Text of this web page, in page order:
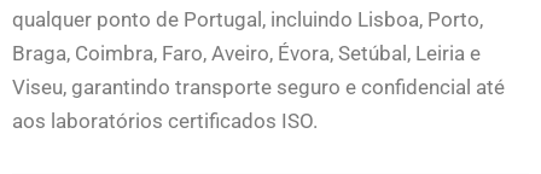
qualquer ponto de Portugal, incluindo Lisboa, Porto,
Braga, Coimbra, Faro, Aveiro, Évora, Setúbal, Leiria e
Viseu, garantindo transporte seguro e confidencial até
aos laboratórios certificados ISO.